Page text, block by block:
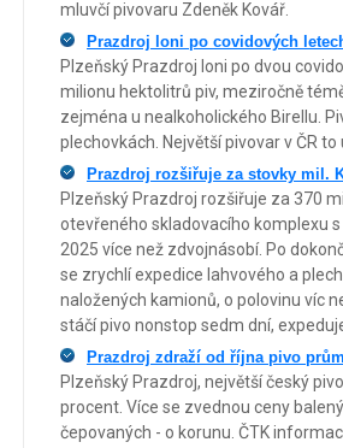
mluvčí pivovaru Zdeněk Kovář.
Prazdroj loni po covidových
Plzeňský Prazdroj loni po dvou
milionu hektolitrů piv, meziročně
zejména u nealkoholického Birellu.
plechovkách. Největší pivovar v ČR
Prazdroj rozšiřuje za stovky mil.
Plzeňský Prazdroj rozšiřuje za 370
otevřeného skladovacího komplexu
2025 více než zdvojnásobí. Po
se zrychlí expedice lahvového a
naložených kamionů, o polovinu víc
stáčí pivo nonstop sedm dní,
Prazdroj zdraží od října pivo
Plzeňský Prazdroj, největší český
procent. Více se zvednou ceny
čepovaných - o korunu. ČTK